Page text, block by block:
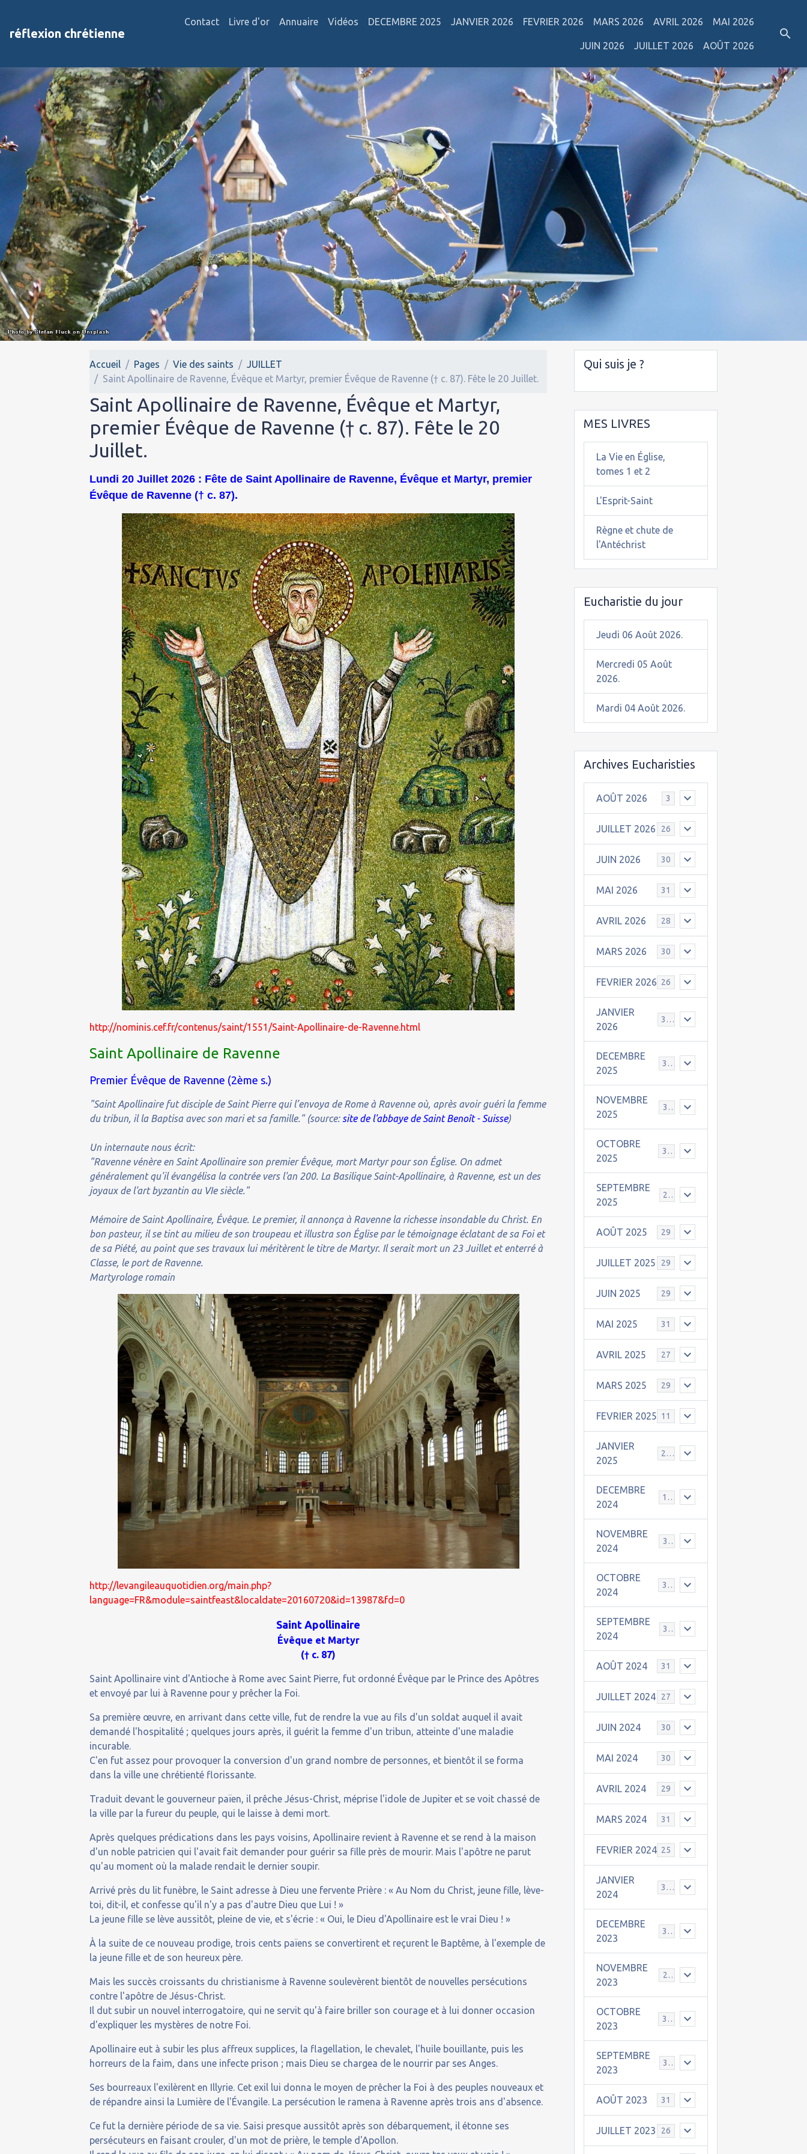
réflexion chrétienne
Contact Livre d'or Annuaire Vidéos DECEMBRE 2025 JANVIER 2026 FEVRIER 2026 MARS 2026 AVRIL 2026 MAI 2026
JUIN 2026 JUILLET 2026 AOÛT 2026
Accueil Pages Vie des saints
JUILLET
Saint Apollinaire de Ravenne, Évêque et Martyr, premier Évêque de Ravenne († c. 87). Fête le 20 Juillet.
Saint Apollinaire de Ravenne, Évêque et Martyr,
premier Évêque de Ravenne († c. 87). Fête le 20
Juillet.
Lundi 20 Juillet 2026 : Fête de Saint Apollinaire de Ravenne, Évêque et Martyr, premier
Évêque de Ravenne († c. 87).
http://nominis.cef.fr/contenus/saint/1551/Saint-Apollinaire-de-Ravenne.html
Saint Apollinaire de Ravenne
Premier Évêque de Ravenne (2ème s.)
"Saint Apollinaire fut disciple de Saint Pierre qui l’envoya de Rome à Ravenne où, après avoir guéri la femme
du tribun, il la Baptisa avec son mari et sa famille." (source: site de l'abbaye de Saint Benoît - Suisse)
Un internaute nous écrit:
"Ravenne vénère en Saint Apollinaire son premier Évêque, mort Martyr pour son Église. On admet
généralement qu'il évangélisa la contrée vers l'an 200. La Basilique Saint-Apollinaire, à Ravenne, est un des
joyaux de l'art byzantin au VIe siècle."
Mémoire de Saint Apollinaire, Évêque. Le premier, il annonça à Ravenne la richesse insondable du Christ. En
bon pasteur, il se tint au milieu de son troupeau et illustra son Église par le témoignage éclatant de sa Foi et
de sa Piété, au point que ses travaux lui méritèrent le titre de Martyr. Il serait mort un 23 Juillet et enterré à
Classe, le port de Ravenne.
Martyrologe romain
http://levangileauquotidien.org/main.php?
language=FR&module=saintfeast&localdate=20160720&id=13987&fd=0
Saint Apollinaire
Évêque et Martyr
(† c. 87)
Saint Apollinaire vint d'Antioche à Rome avec Saint Pierre, fut ordonné Évêque par le Prince des Apôtres
et envoyé par lui à Ravenne pour y prêcher la Foi.
Sa première œuvre, en arrivant dans cette ville, fut de rendre la vue au fils d'un soldat auquel il avait
demandé l'hospitalité ; quelques jours après, il guérit la femme d'un tribun, atteinte d'une maladie
incurable.
C'en fut assez pour provoquer la conversion d'un grand nombre de personnes, et bientôt il se forma
dans la ville une chrétienté florissante.
Traduit devant le gouverneur païen, il prêche Jésus-Christ, méprise l'idole de Jupiter et se voit chassé de
la ville par la fureur du peuple, qui le laisse à demi mort.
Après quelques prédications dans les pays voisins, Apollinaire revient à Ravenne et se rend à la maison
d'un noble patricien qui l'avait fait demander pour guérir sa fille près de mourir. Mais l'apôtre ne parut
qu'au moment où la malade rendait le dernier soupir.
Arrivé près du lit funèbre, le Saint adresse à Dieu une fervente Prière : « Au Nom du Christ, jeune fille, lève-
toi, dit-il, et confesse qu'il n'y a pas d'autre Dieu que Lui ! »
La jeune fille se lève aussitôt, pleine de vie, et s'écrie : « Oui, le Dieu d'Apollinaire est le vrai Dieu ! »
À la suite de ce nouveau prodige, trois cents païens se convertirent et reçurent le Baptême, à l'exemple de
la jeune fille et de son heureux père.
Mais les succès croissants du christianisme à Ravenne soulevèrent bientôt de nouvelles persécutions
contre l'apôtre de Jésus-Christ.
Il dut subir un nouvel interrogatoire, qui ne servit qu'à faire briller son courage et à lui donner occasion
d'expliquer les mystères de notre Foi.
Apollinaire eut à subir les plus affreux supplices, la flagellation, le chevalet, l'huile bouillante, puis les
horreurs de la faim, dans une infecte prison ; mais Dieu se chargea de le nourrir par ses Anges.
Ses bourreaux l'exilèrent en Illyrie. Cet exil lui donna le moyen de prêcher la Foi à des peuples nouveaux et
de répandre ainsi la Lumière de l'Évangile. La persécution le ramena à Ravenne après trois ans d'absence.
Ce fut la dernière période de sa vie. Saisi presque aussitôt après son débarquement, il étonne ses
persécuteurs en faisant crouler, d'un mot de prière, le temple d'Apollon.
Qui suis je ?
MES LIVRES
La Vie en Église,
tomes 1 et 2
L'Esprit-Saint
Règne et chute de
l'Antéchrist
Eucharistie du jour
Jeudi 06 Août 2026.
Mercredi 05 Août
2026.
Mardi 04 Août 2026.
Archives Eucharisties
AOÛT 2026 3
JUILLET 2026 26
JUIN 2026 30
MAI 2026 31
AVRIL 2026 28
MARS 2026 30
FEVRIER 2026 26
JANVIER
2026
31
DECEMBRE
2025
30
NOVEMBRE
2025
30
OCTOBRE
2025
31
SEPTEMBRE
2025
25
AOÛT 2025 29
JUILLET 2025 29
JUIN 2025 29
MAI 2025 31
AVRIL 2025 27
MARS 2025 29
FEVRIER 2025 11
JANVIER
2025
25
DECEMBRE
2024
19
NOVEMBRE
2024
30
OCTOBRE
2024
31
SEPTEMBRE
2024
30
AOÛT 2024 31
JUILLET 2024 27
JUIN 2024 30
MAI 2024 30
AVRIL 2024 29
MARS 2024 31
FEVRIER 2024 25
JANVIER
2024
30
DECEMBRE
2023
31
NOVEMBRE
2023
24
OCTOBRE
2023
31
SEPTEMBRE
2023
30
AOÛT 2023 31
JUILLET 2023 26